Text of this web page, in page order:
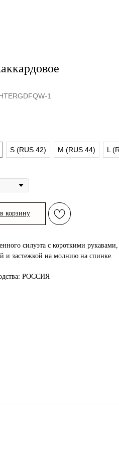
1
S (RUS 42) M (RUS 44) L
корзину
силуэта с короткими
и застежкой на молнию на спинке.
РОССИЯ